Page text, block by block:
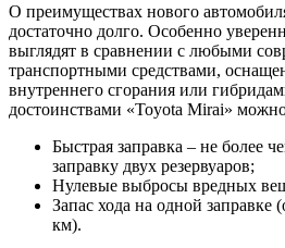
О преимуществах нового
достаточно долго. Особенно
выглядят в сравнении с любыми
транспортными средствами,
внутреннего сгорания или
достоинствами «Toyota Mirai»
Быстрая заправка – не более
заправку двух резервуаров;
Нулевые выбросы вредных
Запас хода на одной заправке
км).